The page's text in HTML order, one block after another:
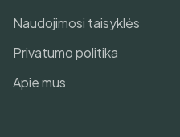
Naudojimosi taisyklės
Privatumo politika
Apie mus